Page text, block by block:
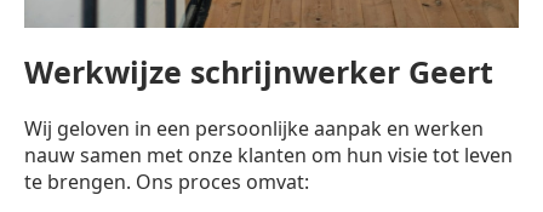
Werkwijze schrijnwerker Geert
Wij geloven in een persoonlijke aanpak en werken
nauw samen met onze klanten om hun visie tot leven
te brengen. Ons proces omvat: